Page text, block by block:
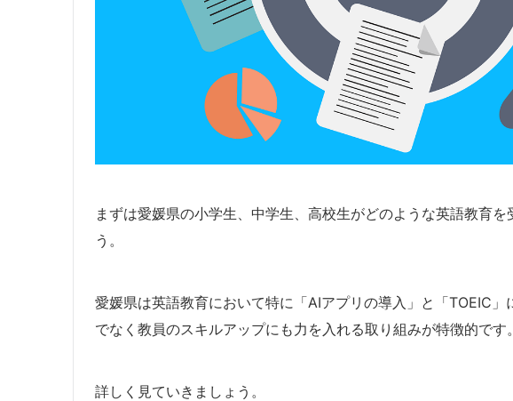
まずは愛媛県の小学生、中学生、高校生がどのような英語教育
う。
愛媛県は英語教育において特に「AIアプリの導入」と「TOEIC
でなく教員のスキルアップにも力を入れる取り組みが特徴的です。
詳しく見ていきましょう。